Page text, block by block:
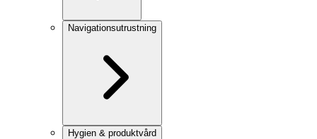
Navigationsutrustning
Hygien & produktvård